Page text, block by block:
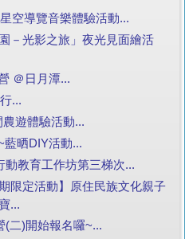
空導覽音樂體驗活動...
－光影之旅」夜光見面繪活
＠日月潭...
...
遊體驗活動...
藍晒DIY活動...
動教育工作坊第三梯次...
限定活動】原住民族文化親子
...
(二)開始報名囉~...